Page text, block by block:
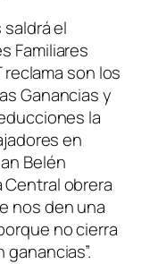
el
Familiares
reclama son los
Ganancias y
la
en
Belén
obrera
nos den una
no cierra